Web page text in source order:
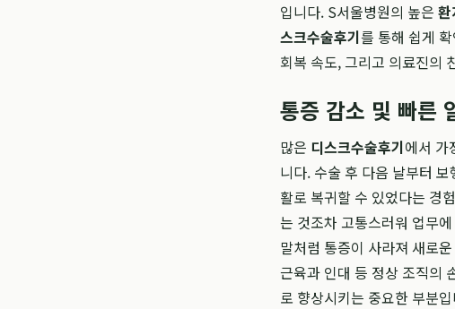
입니다. S서울병원의 높은 환
스크수술후기를 통해 쉽게
회복 속도, 그리고 의료진의
통증 감소 및 빠른
많은 디스크수술후기에서 가
니다. 수술 후 다음 날부터
활로 복귀할 수 있었다는 경
는 것조차 고통스러워 업무
말처럼 통증이 사라져 새로
근육과 인대 등 정상 조직의
로 향상시키는 중요한 부분